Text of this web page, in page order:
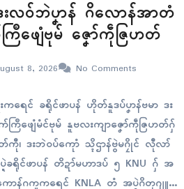
ဒးလဝ်ဘဲပၞာန် ဂိလောန်အာတံ
ဖျေံဗုမ် ဇၞော်ကဵုဇြဟတ်
8, 2026 No Comments
ရေၚ် ခရိုၚ်ဖာပန် ဟိုတ်နူဒပ်ပၞာန်ဗမာ ဒး
ဖျေံမံၚ်ဗုမ် နူဗလးကျာဇၞော်ကဵုဇြဟတ်ဂှ်
၊ ဒးဘဲဝပ်ကေုာံ သ္ၚိဌာန်ဗွဲမဂၠိုၚ် လီုလာ်
ခရိုၚ်ဖာပန် တိဍာ်မဟာဒပ် ၅ KNU ဂှ် အ
ကောန်ဂကူကရေၚ် KNLA တံ အပ္ဍဲဂိတုဂျူ